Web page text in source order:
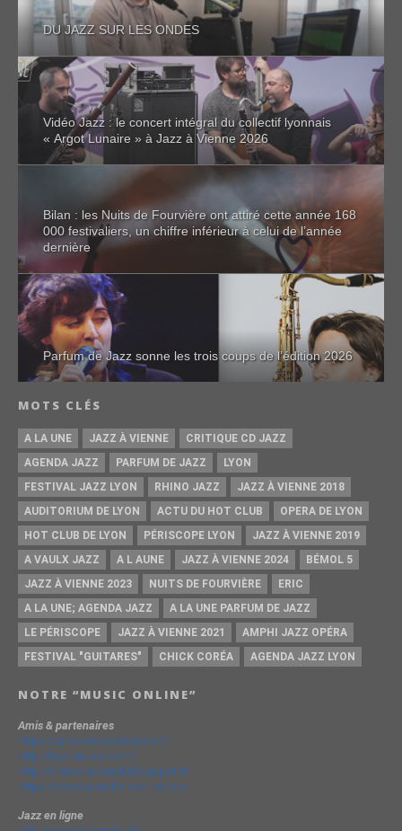
DU JAZZ SUR LES ONDES
Vidéo Jazz : le concert intégral du collectif lyonnais
« Argot Lunaire » à Jazz à Vienne 2026
Bilan : les Nuits de Fourvière ont attiré cette année 168
000 festivaliers, un chiffre inférieur à celui de l’année
dernière
Parfum de Jazz sonne les trois coups de l’édition 2026
MOTS CLÉS
A LA UNE JAZZ À VIENNE
CRITIQUE CD JAZZ
AGENDA JAZZ
PARFUM DE JAZZ
LYON
FESTIVAL JAZZ LYON
RHINO JAZZ
JAZZ À VIENNE 2018
AUDITORIUM DE LYON
ACTU DU HOT CLUB
OPERA DE LYON
HOT CLUB DE LYON
PÉRISCOPE LYON
JAZZ À VIENNE 2019
A VAULX JAZZ
A L AUNE JAZZ À VIENNE 2024
BÉMOL 5
JAZZ À VIENNE 2023
NUITS DE FOURVIÈRE
ERIC
A LA UNE; AGENDA JAZZ
A LA UNE PARFUM DE JAZZ
LE PÉRISCOPE
JAZZ À VIENNE 2021
AMPHI JAZZ OPÉRA
FESTIVAL "GUITARES"
CHICK CORÉA AGENDA JAZZ LYON
NOTRE “MUSIC ONLINE”
Amis & partenaires
https://groovesidestory.com/
http://lyon-music.com/
http://chrischarpenel.blogspot.fr
https://www.yvesdorison.net/q-r
Jazz en ligne